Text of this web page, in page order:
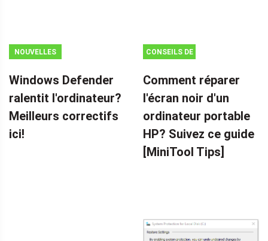
NOUVELLES
Windows Defender
ralentit l'ordinateur?
Meilleurs correctifs
ici!
CONSEILS DE
Comment réparer
l'écran noir d'un
ordinateur portable
HP? Suivez ce guide
[MiniTool Tips]